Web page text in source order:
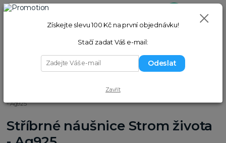
Menu
+420 775 058 977
0,00 Kč
Stříbrné náušnice
- Ag925
Stříbrné náušnice Strom života
Získejte slevu 100 Kč na první objednávku!
Stačí zadat Váš e-mail:
Odeslat
Zavřít